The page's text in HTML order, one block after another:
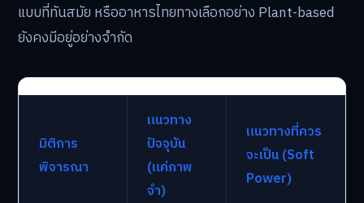
แบบที่ทันสมัย หรืออาหารไทยทางเลือกอย่าง Plant-based
ยังคงมีอยู่อย่างจำกัด
มิติการ
พิจารณา
แนวทาง
ปัจจุบัน
(แค่ภาพ
จำ)
แนวทางที่ควร
จะเป็น (Soft
Power)